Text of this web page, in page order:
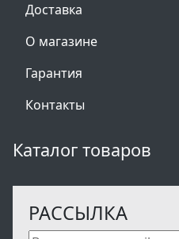
Доставка
О магазине
Гарантия
Контакты
Каталог товаров
РАССЫЛКА